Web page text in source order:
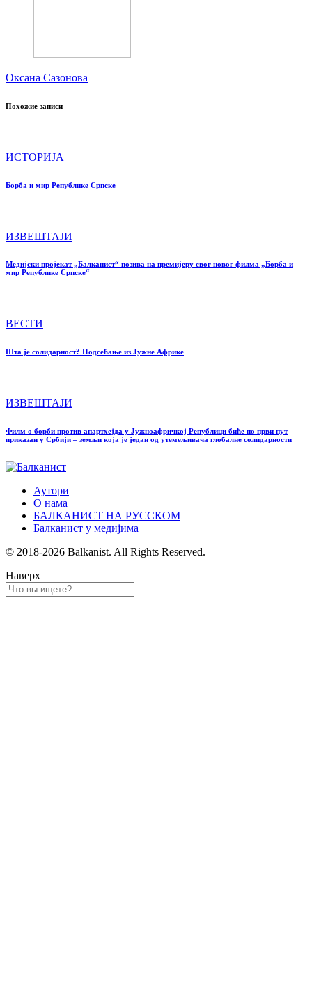
Оксана Сазонова
Похожие записи
ИСТОРИЈА
Борба и мир Републике Српске
ИЗВЕШТАЈИ
Медијски пројекат „Балканист“ позива на премијеру свог новог филма „Борба и
мир Републике Српске“
ВЕСТИ
Шта је солидарност? Подсећање из Јужне Африке
ИЗВЕШТАЈИ
Филм о борби против апартхејда у Јужноафричкој Републици биће по први пут
приказан у Србији – земљи која је један од утемељивача глобалне солидарности
Аутори
О нама
БАЛКАНИСТ НА РУССКОМ
Балканист у медијима
© 2018-2026 Balkanist. All Rights Reserved.
Наверх